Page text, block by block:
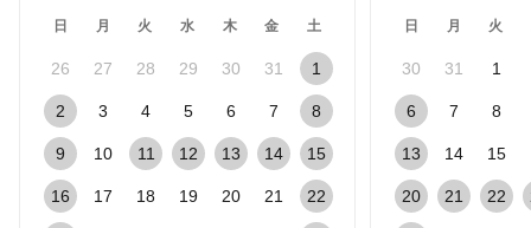
日 月 火 水 木 金 土
26 27 28 29 30 31 1
2 3 4 5 6 7 8
9 10 11 12 13 14 15
16 17 18 19 20 21 22
日 月 火
30 31 1
6 7 8
13 14 15
20 21 22